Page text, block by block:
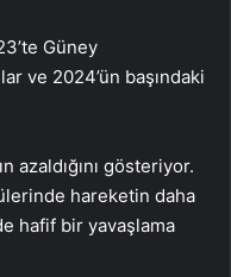
Güney
ve 2024’ün başındaki
azaldığını gösteriyor.
hareketin daha
hafif bir yavaşlama